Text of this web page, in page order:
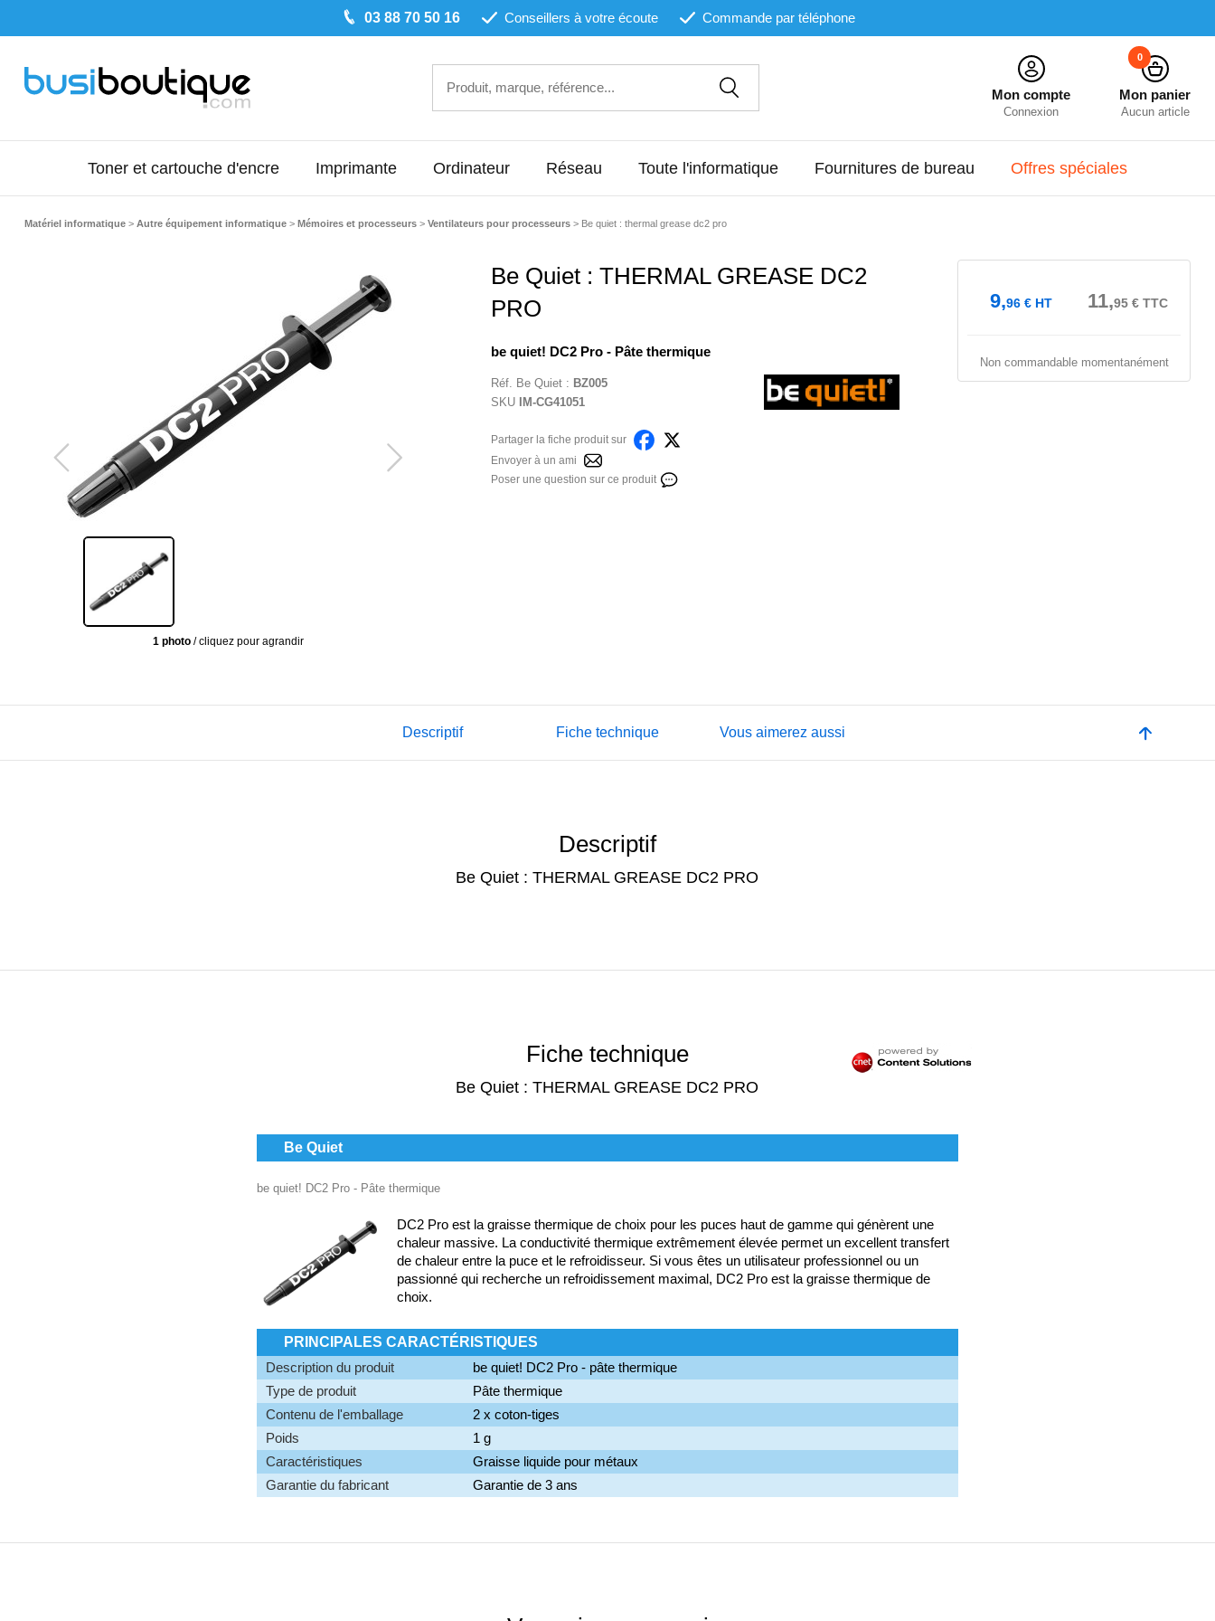
03 88 70 50 16 Conseillers à votre écoute Commande par téléphone
Mon compte
Connexion
Mon panier
Aucun article
0
Toner et cartouche d'encre Imprimante Ordinateur Réseau Toute l'informatique Fournitures de bureau Offres spéciales
Matériel informatique > Autre équipement informatique > Mémoires et processeurs > Ventilateurs pour processeurs> Be quiet : thermal grease dc2 pro
1 photo / cliquez pour agrandir
Be Quiet : THERMAL GREASE DC2
PRO
be quiet! DC2 Pro - Pâte thermique
Réf. Be Quiet: BZ005
SKU
IM-CG41051
Partager la fiche produit sur
Envoyer à un ami
Poser une question sur ce produit
9,96€HT 11,95€TTC
Non commandable momentanément
Descriptif Fiche technique Vous aimerez aussi
Descriptif
Be Quiet : THERMAL GREASE DC2 PRO
Fiche technique
Be Quiet : THERMAL GREASE DC2 PRO
Be Quiet
be quiet! DC2 Pro - Pâte thermique
DC2 Pro est la graisse thermique de choix pour les puces haut de gamme qui génèrent une
chaleur massive. La conductivité thermique extrêmement élevée permet un excellent transfert
de chaleur entre la puce et le refroidisseur. Si vous êtes un utilisateur professionnel ou un
passionné qui recherche un refroidissement maximal, DC2 Pro est la graisse thermique de
choix.
PRINCIPALES CARACTÉRISTIQUES
Description du produit
be quiet! DC2 Pro - pâte thermique
Type de produit
Pâte thermique
Contenu de l'emballage
2 x coton-tiges
Poids
1 g
Caractéristiques
Graisse liquide pour métaux
Garantie du fabricant
Garantie de 3 ans